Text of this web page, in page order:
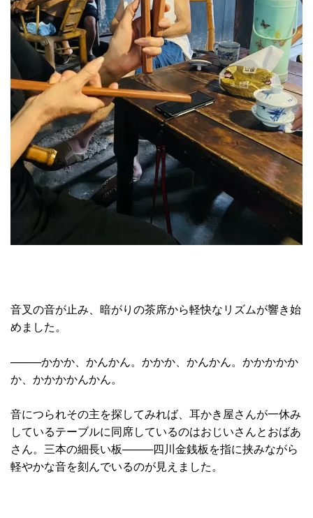
音叉の音が止み、暗がりの茶席から軽快なリズムが響き始
めました。
────かかか、かんかん。かかか、かんかん。かかかかか
か、かかかかんかん。
音につられその主を探してみれば、耳かき屋さんが一休み
しているテーブルに同席しているのはおじいさんとおばあ
さん。三本の細長い板────四川金銭板を指に挟みながら
軽やかな音を刻んでいるのが見えました。